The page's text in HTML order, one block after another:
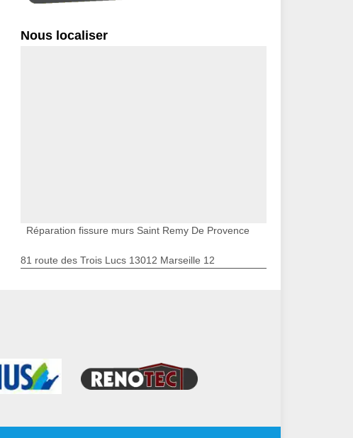
Nous localiser
Réparation fissure murs Saint Remy De Provence
81 route des Trois Lucs 13012 Marseille 12